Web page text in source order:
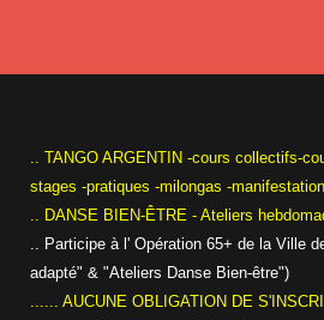
.. TANGO ARGENTIN -cours collectifs-
stages -pratiques -milongas -
.. DANSE BIEN-ÊTRE - Ateliers
.. Participe à l' Opération 65+ de la Ville
adapté" & "Ateliers Danse Bien-être")
...... AUCUNE OBLIGATION DE